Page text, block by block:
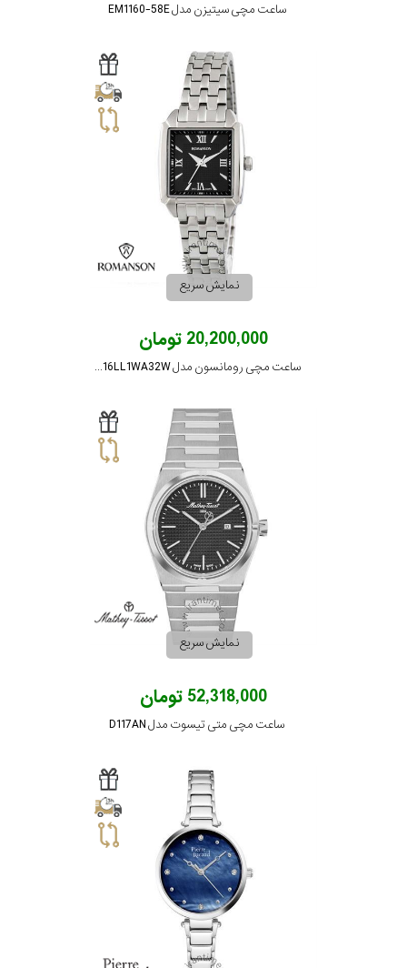
ساعت مچی سیتیزن مدل EM1160-58E
نمایش سریع
20,200,000 تومان
ساعت مچی رومانسون مدل TM9216LL1WA32W
نمایش سریع
52,318,000 تومان
ساعت مچی متی تیسوت مدل D117AN